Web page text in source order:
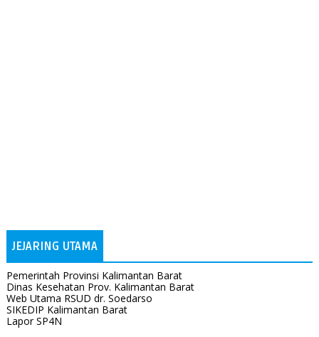
JEJARING UTAMA
Pemerintah Provinsi Kalimantan Barat
Dinas Kesehatan Prov. Kalimantan Barat
Web Utama RSUD dr. Soedarso
SIKEDIP Kalimantan Barat
Lapor SP4N